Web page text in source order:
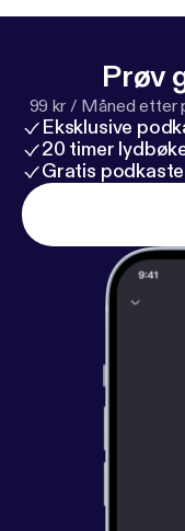
Prøv
99 kr / Måned etter
Eksklusive
20 timer
Gratis